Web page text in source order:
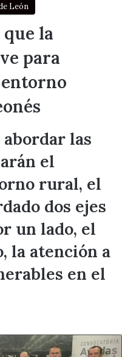
León
la
para
las
el
rural, el
dos ejes
un lado, el
la atención a
en el